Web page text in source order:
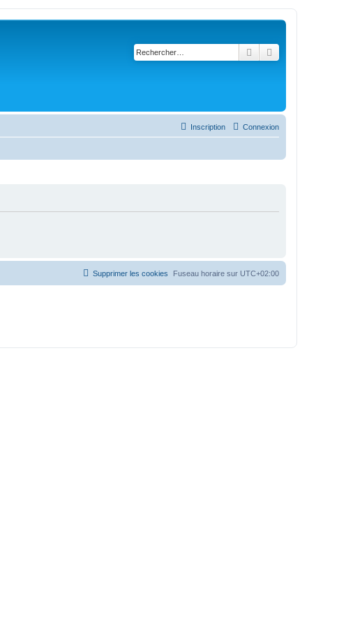
Rechercher
Connexion
Inscription
Fuseau horaire sur UTC+02:00
Supprimer les cookies